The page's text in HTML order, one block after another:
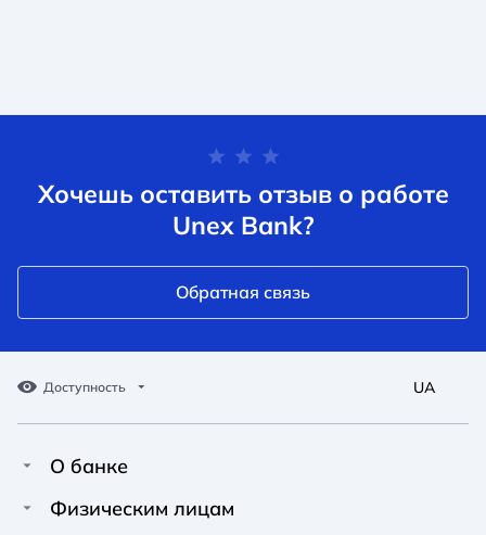
Хочешь оставить отзыв о работе
Unex Bank?
Обратная связь
Доступность
A A A A A A
UA
О банке
Про Unex Bank
Физическим лицам